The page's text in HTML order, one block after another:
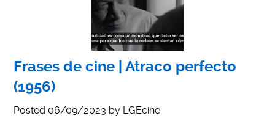
Frases de cine | Atraco perfecto
(1956)
Posted 06/09/2023 by LGEcine